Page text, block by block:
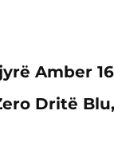
Amber
Dritë